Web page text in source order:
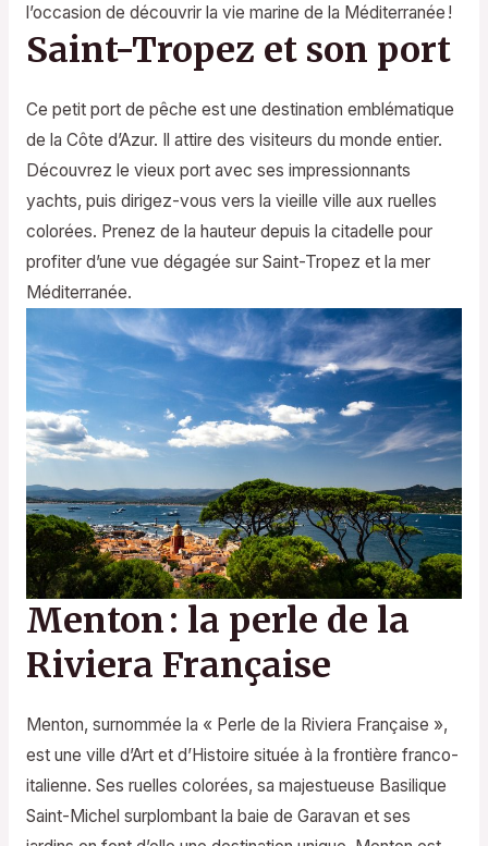
l’occasion de découvrir la vie marine de la Méditerranée !
Saint-Tropez et son port
Ce petit port de pêche est une destination emblématique
de la Côte d’Azur. Il attire des visiteurs du monde entier.
Découvrez le vieux port avec ses impressionnants
yachts, puis dirigez-vous vers la vieille ville aux ruelles
colorées. Prenez de la hauteur depuis la citadelle pour
profiter d’une vue dégagée sur Saint-Tropez et la mer
Méditerranée.
Menton : la perle de la
Riviera Française
Menton, surnommée la « Perle de la Riviera Française »,
est une ville d’Art et d’Histoire située à la frontière franco-
italienne. Ses ruelles colorées, sa majestueuse Basilique
Saint-Michel surplombant la baie de Garavan et ses